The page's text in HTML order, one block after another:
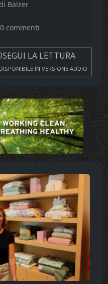
Balzer
0 commenti
LA LETTURA
DISPONIBILE IN VERSIONE AUDIO